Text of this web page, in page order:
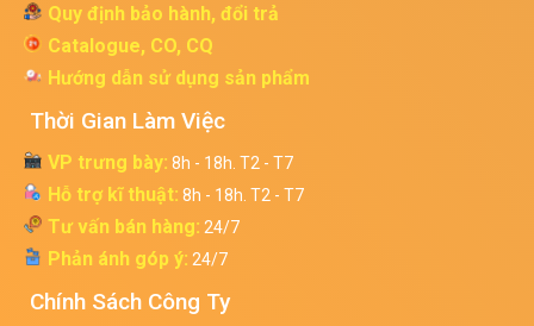
Quy định bảo hành, đổi trả
Catalogue, CO, CQ
Hướng dẫn sử dụng sản phẩm
Thời Gian Làm Việc
VP trưng bày: 8h - 18h. T2 - T7
Hỗ trợ kĩ thuật: 8h - 18h. T2 - T7
Tư vấn bán hàng: 24/7
Phản ánh góp ý: 24/7
Chính Sách Công Ty